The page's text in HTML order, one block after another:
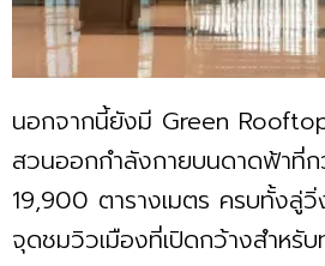
นอกจากนี้ยังมี Green
สวนออกกำลังกายบนดาดฟ้าที่
19,900 ตารางเมตร ครบทั้งลู่
จุดชมวิวเมืองที่เปิดกว้างสำหรั